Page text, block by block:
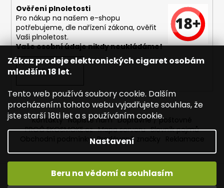
Zákaz prodeje elektronických cigaret osobám
mladším 18 let.
Tento web používá soubory cookie. Dalším
procházením tohoto webu vyjadřujete souhlas, že
jste starší 18ti let a s používáním cookie.
Nastavení
Beru na vědomí a souhlasím
Ověření plnoletosti
Pro nákup na našem e-shopu
potřebujeme, dle nařízení zákona, ověřit
Vaši plnoletost.
Vaše osobní údaje nikdy neukládáme!
PŘIHLÁSIT SE
Kontakty Napište nám Dopravné / poštovné
PROČ EKOSMOKE.cz Mapa serveru Slovník pojmů
Obchodní podmínky Prodávané značky
Vytvořil Shoptet